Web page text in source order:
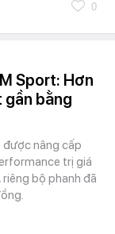
0
Sport: Hơn
bằng
được nâng cấp
trị giá
bộ phanh đã